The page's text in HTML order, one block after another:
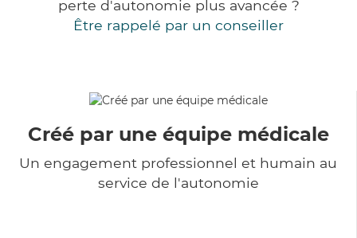
perte d'autonomie plus avancée ?
Être rappelé par un conseiller
Créé par une équipe médicale
Un engagement professionnel et humain au
service de l'autonomie